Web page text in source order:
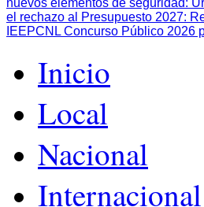
nuevos elementos de seguridad:
el rechazo al Presupuesto 2027:
IEEPCNL Concurso Público
Inicio
Local
Nacional
Internacional